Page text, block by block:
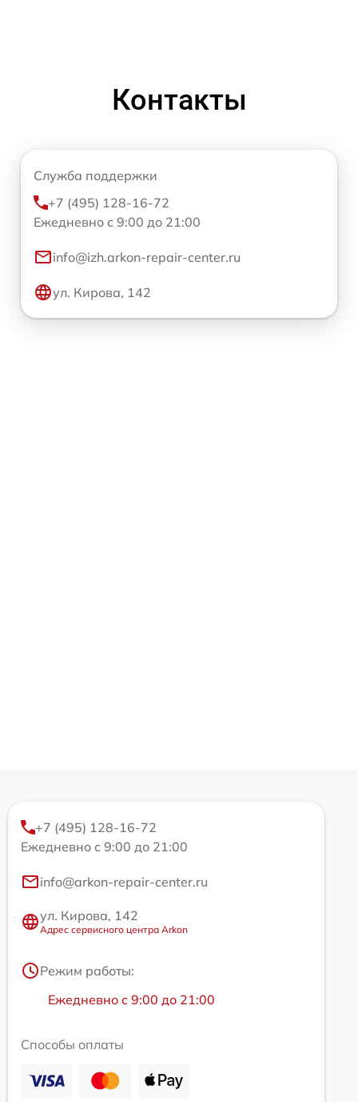
Контакты
Служба поддержки
+7 (495) 128-16-72
Ежедневно с 9:00 до 21:00
info@izh.arkon-repair-center.ru
ул. Кирова, 142
+7 (495) 128-16-72
Ежедневно с 9:00 до 21:00
info@arkon-repair-center.ru
ул. Кирова, 142
Адрес сервисного центра Arkon
Режим работы:
Ежедневно с 9:00 до 21:00
Способы оплаты